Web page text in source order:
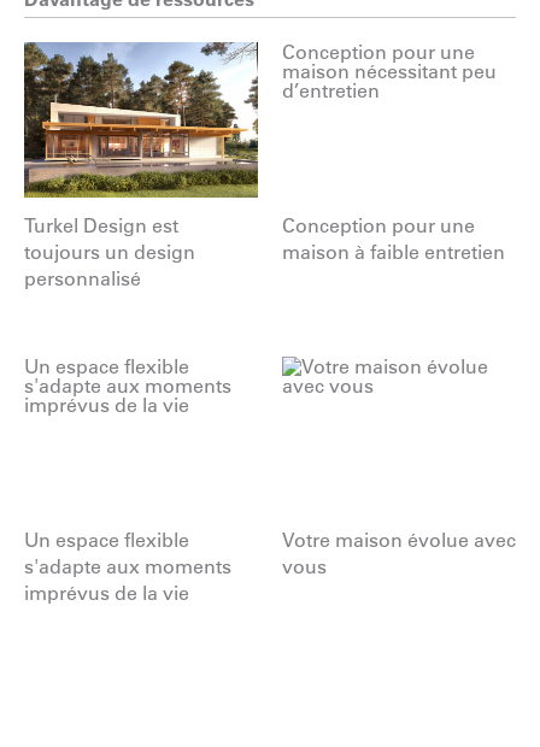
Turkel Design est
toujours un design
personnalisé
Conception pour une
maison à faible entretien
Un espace flexible
s'adapte aux moments
imprévus de la vie
Votre maison évolue avec
vous